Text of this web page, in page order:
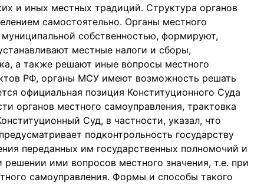
и иных местных традиций. Структура органов
самостоятельно. Органы местного
собственностью, формируют,
местные налоги и сборы,
а также решают иные вопросы местного
РФ, органы МСУ имеют возможность решать
официальная позиция Конституционного Суда
органов местного самоуправления, трактовка
Суд, в частности, указал, что
подконтрольность государству
переданных им государственных полномочий и
ими вопросов местного значения, т.е. при
самоуправления. Формы и способы такого